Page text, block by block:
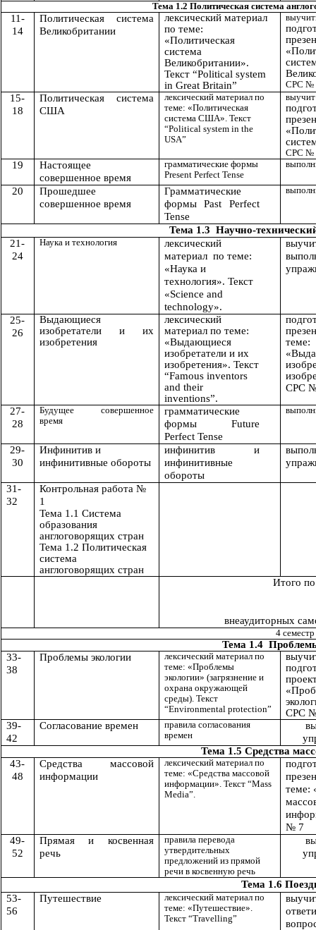
Тема 1.2 Политическая система
11-
14
Политическая система
Великобритании
лексический материал
по теме:
«Политическая
система
Великобритании».
Текст “Political system
in Great Britain”
«
СРС №
15-
18
Политическая система
США
лексический материал по
теме: «Политическая
система США». Текст
“Political system in the
USA”
выучит
«
СРС №
19
Настоящее
совершенное время
грамматические формы
Present Perfect Tense
20
Прошедшее
совершенное время
Грамматические
формы Past Perfect
Tense
Тема 1.3 Научно-
21-
24
Наука и технология
лексический
материал по теме:
«Наука и
технология». Текст
«Science and
technology».
25-
26
Выдающиеся
изобретатели и их
изобретения
лексический
материал по теме:
«Выдающиеся
изобретатели и их
изобретения». Текст
“Famous inventors
and their
inventions”.
теме:
СРС
27-
28
Будущее совершенное
время
грамматические
формы Future
Perfect Tense
29-
30
Инфинитив и
инфинитивные обороты
инфинитив и
инфинитивные
обороты
31-
32
Контрольная работа №
1
Тема 1.1 Система
образования
англоговорящих стран
Тема 1.2 Политическая
система
англоговорящих стран
Итого по
внеаудиторных
4 семестр
Тема 1.4
33-
38
Проблемы экологии
лексический материал по
теме: «Проблемы
экологии» (загрязнение и
охрана окружающей
среды). Текст
“Environmental protection”
СРС
39-
42
Согласование времен
правила согласования
времен
Тема 1.5 Средства
43-
48
Средства массовой
информации
лексический материал по
теме: «Средства массовой
информации». Текст “Mass
Media”.
теме:
№ 7
49-
52
Прямая и косвенная
речь
правила перевода
утвердительных
предложений из прямой
речи в косвенную речь
Тема 1.6
53-
56
Путешествие
лексический материал по
теме: «Путешествие».
Текст “Travelling”